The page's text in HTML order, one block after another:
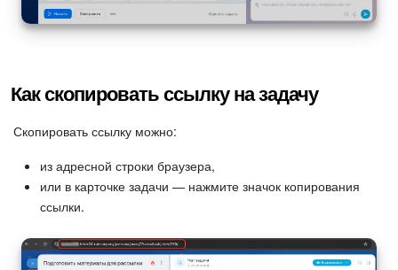
Как скопировать ссылку на задачу
Скопировать ссылку можно:
из адресной строки браузера,
или в карточке задачи — нажмите значок копирования
ссылки.